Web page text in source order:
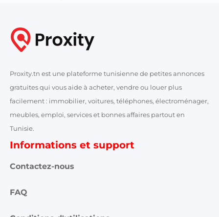
Proxity.tn est une plateforme tunisienne de petites annonces
gratuites qui vous aide à acheter, vendre ou louer plus
facilement : immobilier, voitures, téléphones, électroménager,
meubles, emploi, services et bonnes affaires partout en
Tunisie.
Informations et support
Contactez-nous
FAQ